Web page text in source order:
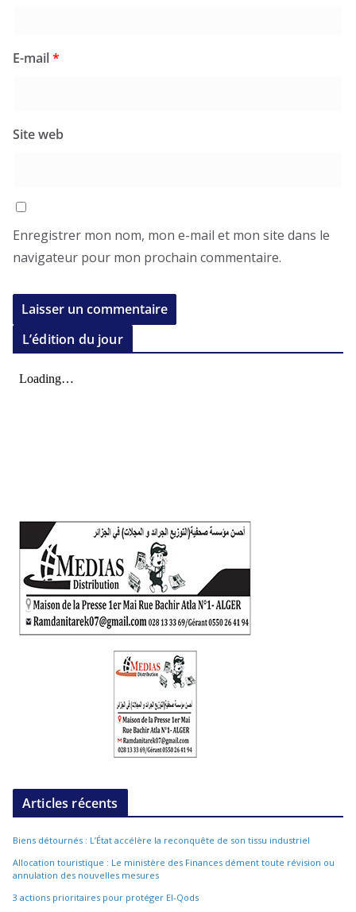
E-mail*
Site web
Enregistrer mon nom, mon e-mail et mon site dans le
navigateur pour mon prochain commentaire.
L’édition du jour
Articles récents
Biens détournés : L’État accélère la reconquête de son tissu industriel
Allocation touristique : Le ministère des Finances dément toute révision ou
annulation des nouvelles mesures
3 actions prioritaires pour protéger El-Qods